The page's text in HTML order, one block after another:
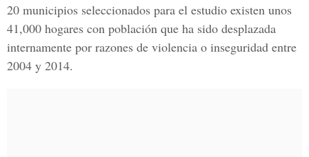
20 municipios seleccionados para el estudio existen unos
41,000 hogares con población que ha sido desplazada
internamente por razones de violencia o inseguridad entre
2004 y 2014.